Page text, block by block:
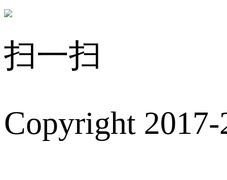
扫一扫
Copyright